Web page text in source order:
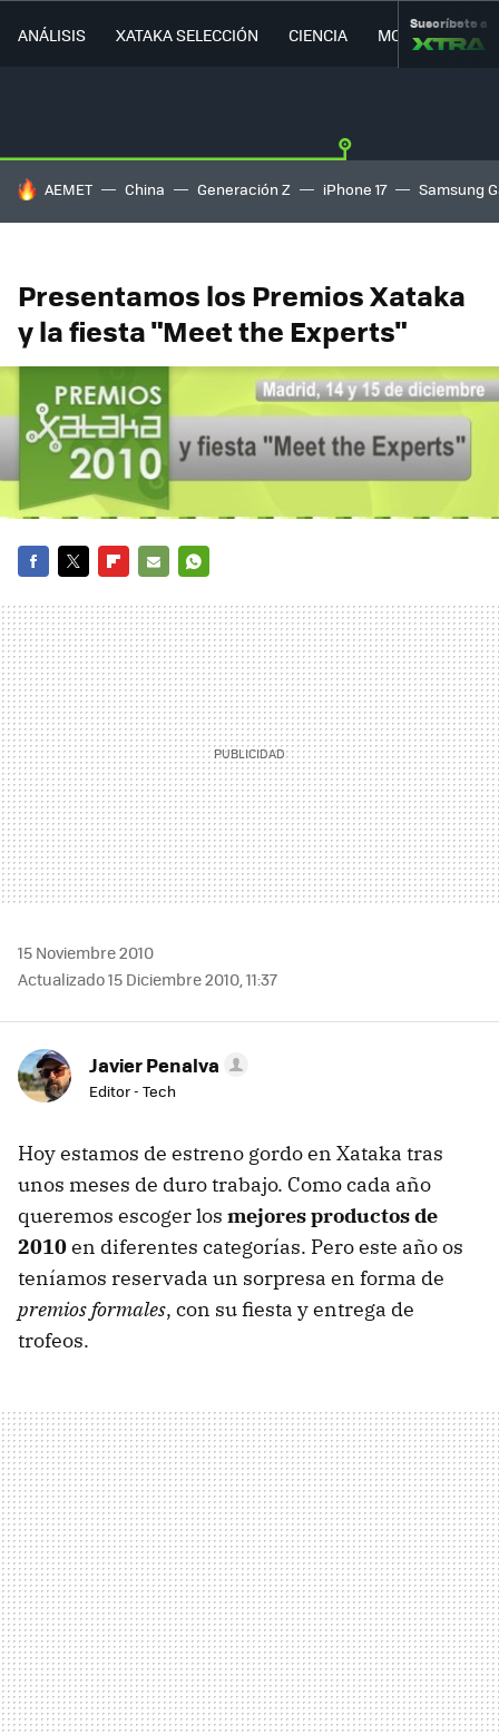
ANÁLISIS XATAKA SELECCIÓN CIENCIA MOVILIDAD
Suscríbete a
HOY SE HABLA DE
AEMET China Generación Z iPhone 17 Samsung
Presentamos los Premios Xataka
y la fiesta "Meet the Experts"
MAIL
15 Noviembre 2010
Actualizado 15 Diciembre 2010, 11:37
Javier Penalva
Editor - Tech
Hoy estamos de estreno gordo en Xataka tras
unos meses de duro trabajo. Como cada año
queremos escoger los mejores productos de
2010en diferentes categorías. Pero este año os
teníamos reservada un sorpresa en forma de
premios formales, con su fiesta y entrega de
trofeos.